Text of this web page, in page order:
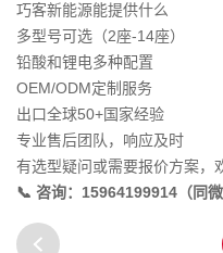
巧客新能源能提供什么
多型号可选（2座-14座）
铅酸和锂电多种配置
OEM/ODM定制服务
出口全球50+国家经验
专业售后团队，响应及时
有选型疑问或需要报价方案，
📞 咨询：15964199914（同微